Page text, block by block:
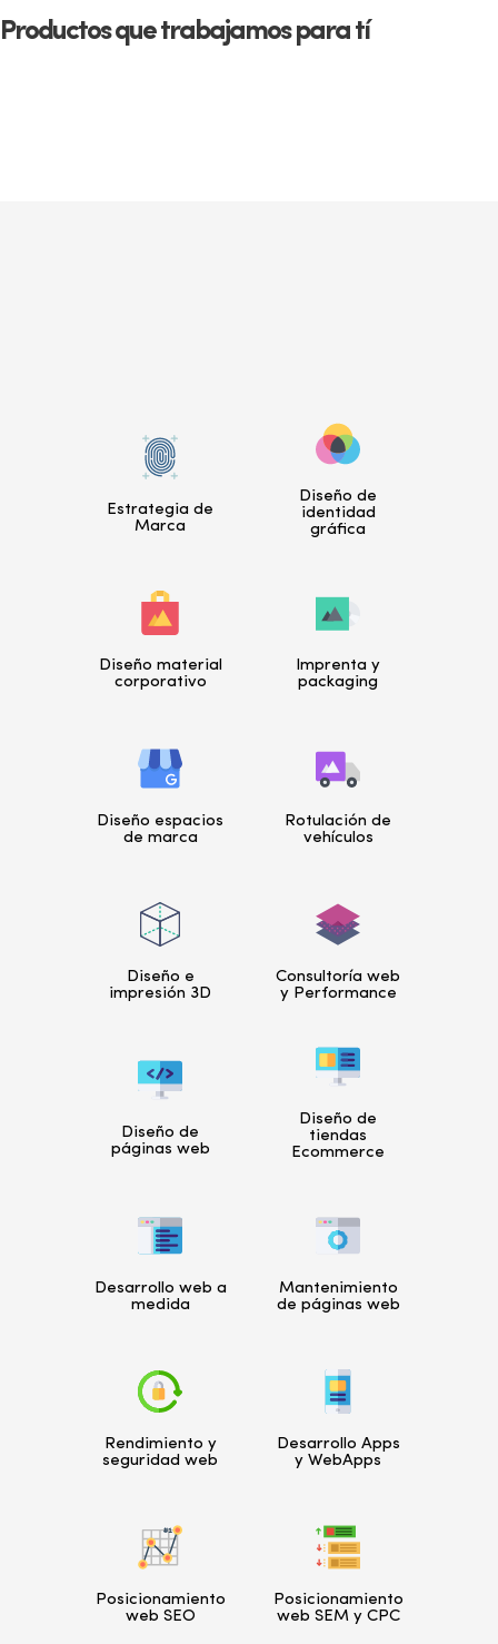
Productos que trabajamos para tí
Estrategia de
Marca
Diseño de
identidad
gráfica
Diseño material
corporativo
Imprenta y
packaging
Diseño espacios
de marca
Rotulación de
vehículos
Diseño e
impresión 3D
Consultoría web
y Performance
Diseño de
páginas web
Diseño de
tiendas
Ecommerce
Desarrollo web a
medida
Mantenimiento
de páginas web
Rendimiento y
seguridad web
Desarrollo Apps
y WebApps
Posicionamiento
web SEO
Posicionamiento
web SEM y CPC